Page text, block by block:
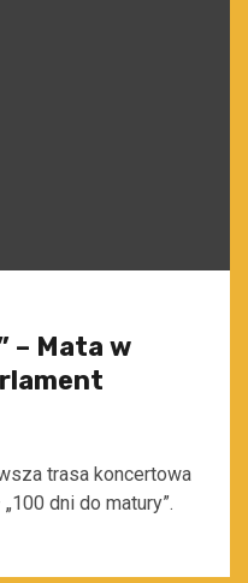
– Mata w
trasa koncertowa
dni do matury”.